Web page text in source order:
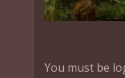
You must be